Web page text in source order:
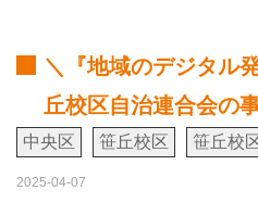
＼『地域のデジタル
丘校区自治連合会の
中央区 笹丘校区 笹丘校
2025-04-07